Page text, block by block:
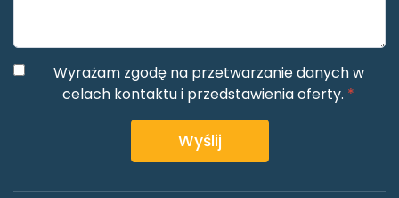
Wyrażam zgodę na przetwarzanie danych w
celach kontaktu i przedstawienia oferty. *
Wyślij